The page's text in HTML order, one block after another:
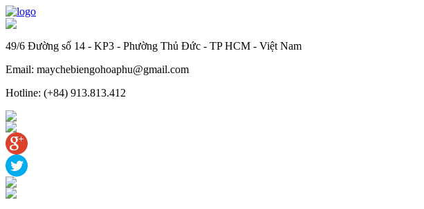
49/6 Đường số 14 - KP3 - Phường Thủ Đức - TP HCM - Việt Nam
Email: maychebiengohoaphu@gmail.com
Hotline: (+84) 913.813.412